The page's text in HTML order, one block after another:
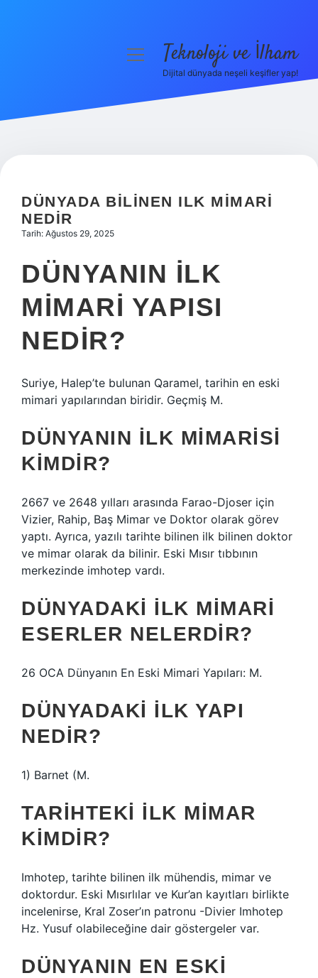
Hakkımızda
menüyüTeknoloji ve İlham
Dijital dünyada neşeli keşifler yap!
DÜNYADA BILINEN ILK MIMARI
NEDIR
Tarih: Ağustos 29, 2025
DÜNYANIN ILK
MIMARI YAPISI
NEDIR?
Suriye, Halep’te bulunan Qaramel, tarihin en eski
mimari yapılarından biridir. Geçmiş M.
DÜNYANIN ILK MIMARISI
KIMDIR?
2667 ve 2648 yılları arasında Farao-Djoser için
Vizier, Rahip, Baş Mimar ve Doktor olarak görev
yaptı. Ayrıca, yazılı tarihte bilinen ilk bilinen doktor
ve mimar olarak da bilinir. Eski Mısır tıbbının
merkezinde imhotep vardı.
DÜNYADAKI ILK MIMARI
ESERLER NELERDIR?
26 OCA Dünyanın En Eski Mimari Yapıları: M.
DÜNYADAKI ILK YAPI
NEDIR?
1) Barnet (M.
TARIHTEKI ILK MIMAR
KIMDIR?
Imhotep, tarihte bilinen ilk mühendis, mimar ve
doktordur. Eski Mısırlılar ve Kur’an kayıtları birlikte
incelenirse, Kral Zoser’ın patronu -Divier Imhotep
Hz. Yusuf olabileceğine dair göstergeler var.
DÜNYANIN EN ESKI